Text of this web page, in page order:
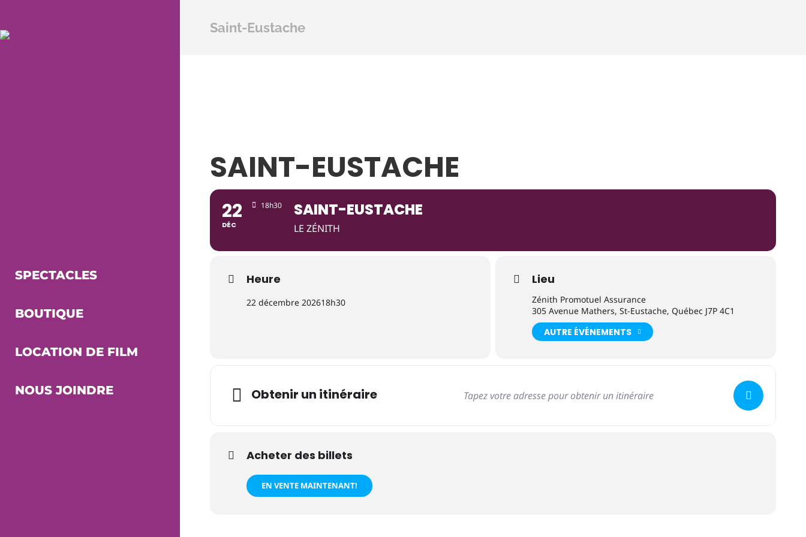
SPECTACLES
BOUTIQUE
LOCATION DE FILM
NOUS JOINDRE
Saint-Eustache
SAINT-EUSTACHE
22
DÉC
18h30 SAINT-EUSTACHE
LE ZÉNITH
Heure
22 décembre 202618h30
Lieu
Zénith Promotuel Assurance
305 Avenue Mathers, St-Eustache, Québec J7P 4C1
AUTRE ÉVÉNEMENTS
Obtenir un itinéraire
Acheter des billets
EN VENTE MAINTENANT!